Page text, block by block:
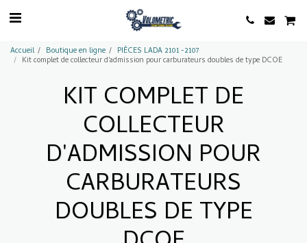
Accueil Boutique en ligne PIÈCES LADA 2101 -2107
Kit complet de collecteur d'admission pour carburateurs doubles de type DCOE
KIT COMPLET DE
COLLECTEUR
D'ADMISSION POUR
CARBURATEURS
DOUBLES DE TYPE